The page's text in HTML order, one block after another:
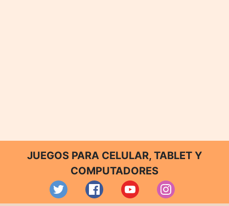
JUEGOS PARA CELULAR, TABLET Y
COMPUTADORES